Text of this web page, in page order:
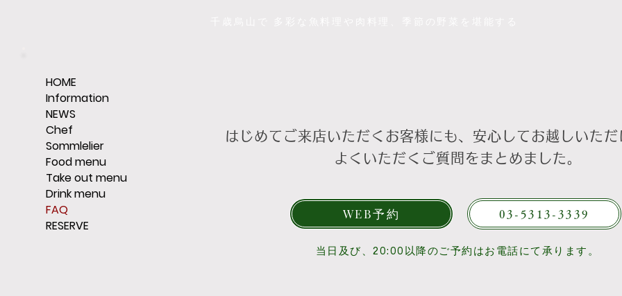
HOME
Information
NEWS
Chef
Sommlelier
Food menu
Take out menu
Drink menu
FAQ
RESERVE
はじめてご来店いただくお客様にも、安心してお越し いただ
よくいただくご質問をまとめました。
WEB予約 03-5313-3339
当日及び、20:00以降のご予約はお電話にて承ります。